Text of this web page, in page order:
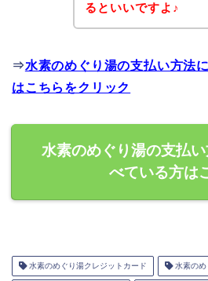
るといいですよ♪
⇒水素のめぐり湯の支払い方法
はこちらをクリック
水素のめぐり湯の支払
べている方は
水素のめぐり湯クレジットカード 水素のめ